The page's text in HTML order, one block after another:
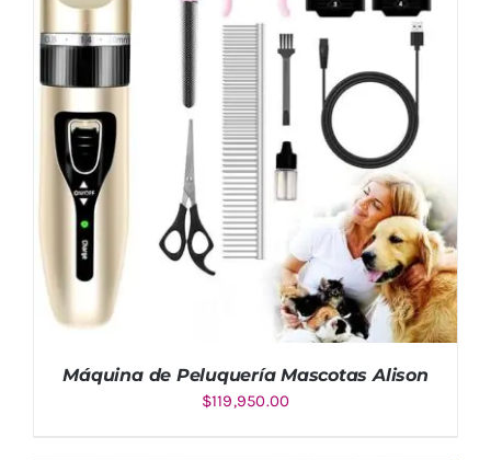
Máquina de Peluquería Mascotas Alison
$119,950.00